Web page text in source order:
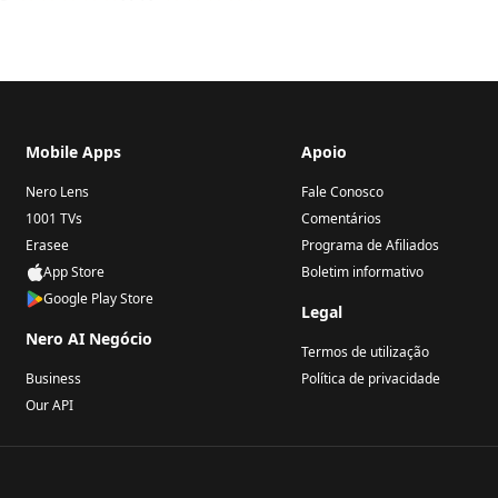
Mobile Apps
Nero Lens
1001 TVs
Erasee
App Store
Google Play Store
Nero AI Negócio
Business
Our API
Apoio
Fale Conosco
Comentários
Programa de Afiliados
Boletim informativo
Legal
Termos de utilização
Política de privacidade